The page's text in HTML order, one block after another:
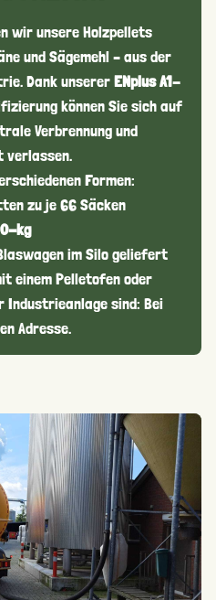
wir unsere Holzpellets
und Sägemehl – aus der
Dank unsererENplus A1-
können Sie sich auf
Verbrennung und
verlassen.
Formen:
zu je 66 Säcken
kg
im Silo geliefert
einem Pelletofen oder
Industrieanlage sind: Bei
Adresse.